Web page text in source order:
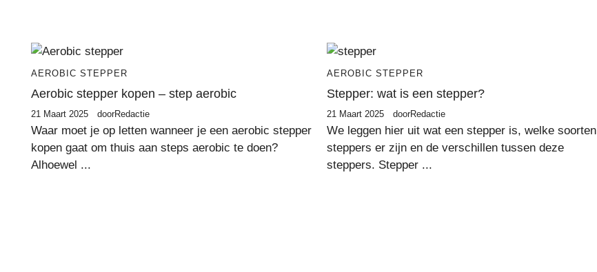
AEROBIC STEPPER
Aerobic stepper kopen – step aerobic
21 Maart 2025 doorRedactie
Waar moet je op letten wanneer je een aerobic stepper
kopen gaat om thuis aan steps aerobic te doen?
Alhoewel ...
AEROBIC STEPPER
Stepper: wat is een stepper?
21 Maart 2025 doorRedactie
We leggen hier uit wat een stepper is, welke soorten
steppers er zijn en de verschillen tussen deze
steppers. Stepper ...